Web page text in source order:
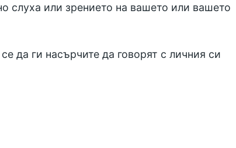
слуха или зрението на вашето или вашето
да ги насърчите да говорят с личния си